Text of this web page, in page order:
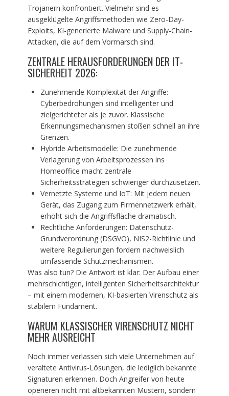
Trojanern konfrontiert. Vielmehr sind es
ausgeklügelte Angriffsmethoden wie Zero-Day-
Exploits, KI-generierte Malware und Supply-Chain-
Attacken, die auf dem Vormarsch sind.
ZENTRALE HERAUSFORDERUNGEN DER IT-
SICHERHEIT 2026:
Zunehmende Komplexität der Angriffe:
Cyberbedrohungen sind intelligenter und
zielgerichteter als je zuvor. Klassische
Erkennungsmechanismen stoßen schnell an ihre
Grenzen.
Hybride Arbeitsmodelle: Die zunehmende
Verlagerung von Arbeitsprozessen ins
Homeoffice macht zentrale
Sicherheitsstrategien schwieriger durchzusetzen.
Vernetzte Systeme und IoT: Mit jedem neuen
Gerät, das Zugang zum Firmennetzwerk erhält,
erhöht sich die Angriffsfläche dramatisch.
Rechtliche Anforderungen: Datenschutz-
Grundverordnung (DSGVO), NIS2-Richtlinie und
weitere Regulierungen fordern nachweislich
umfassende Schutzmechanismen.
Was also tun? Die Antwort ist klar: Der Aufbau einer
mehrschichtigen, intelligenten Sicherheitsarchitektur
– mit einem modernen, KI-basierten Virenschutz als
stabilem Fundament.
WARUM KLASSISCHER VIRENSCHUTZ NICHT
MEHR AUSREICHT
Noch immer verlassen sich viele Unternehmen auf
veraltete Antivirus-Lösungen, die lediglich bekannte
Signaturen erkennen. Doch Angreifer von heute
operieren nicht mit altbekannten Mustern, sondern